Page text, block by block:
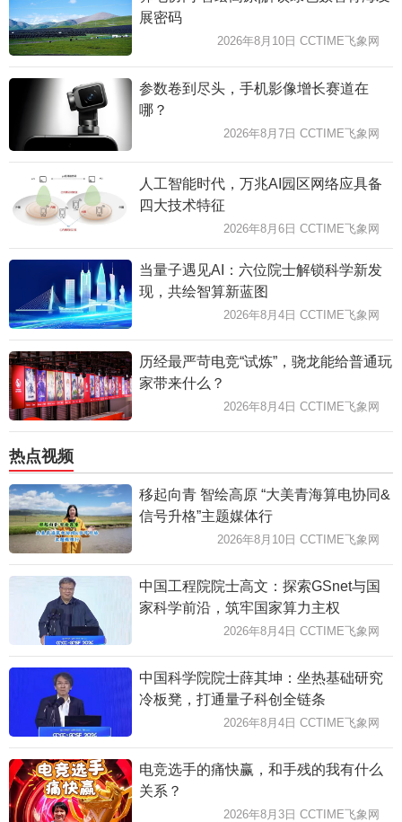
展密码
2026年8月10日 CCTIME飞象网
参数卷到尽头，手机影像增长赛道在
哪？
2026年8月7日 CCTIME飞象网
人工智能时代，万兆AI园区网络应具备
四大技术特征
2026年8月6日 CCTIME飞象网
当量子遇见AI：六位院士解锁科学新发
现，共绘智算新蓝图
2026年8月4日 CCTIME飞象网
历经最严苛电竞“试炼”，骁龙能给普通玩
家带来什么？
2026年8月4日 CCTIME飞象网
热点视频
移起向青 智绘高原 “大美青海算电协同&
信号升格”主题媒体行
2026年8月10日 CCTIME飞象网
中国工程院院士高文：探索GSnet与国
家科学前沿，筑牢国家算力主权
2026年8月4日 CCTIME飞象网
中国科学院院士薛其坤：坐热基础研究
冷板凳，打通量子科创全链条
2026年8月4日 CCTIME飞象网
电竞选手的痛快赢，和手残的我有什么
关系？
2026年8月3日 CCTIME飞象网